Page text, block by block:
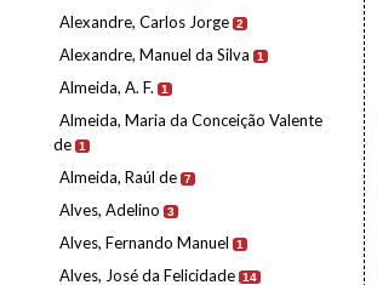
Alexandre, Carlos Jorge 2
Alexandre, Manuel da Silva 1
Almeida, A. F. 1
Almeida, Maria da Conceição Valente
de 1
Almeida, Raúl de 7
Alves, Adelino 3
Alves, Fernando Manuel 1
Alves, José da Felicidade 14